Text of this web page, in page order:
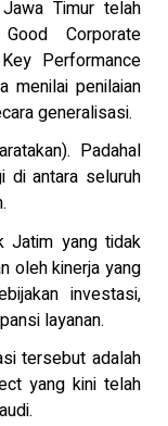
Timur telah
Corporate
Performance
menilai penilaian
generalisasi.
Padahal
di antara seluruh
Jatim yang tidak
oleh kinerja yang
investasi,
layanan.
tersebut adalah
yang kini telah